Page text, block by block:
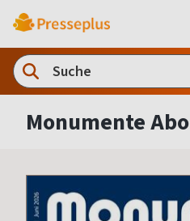
Monumente Abo